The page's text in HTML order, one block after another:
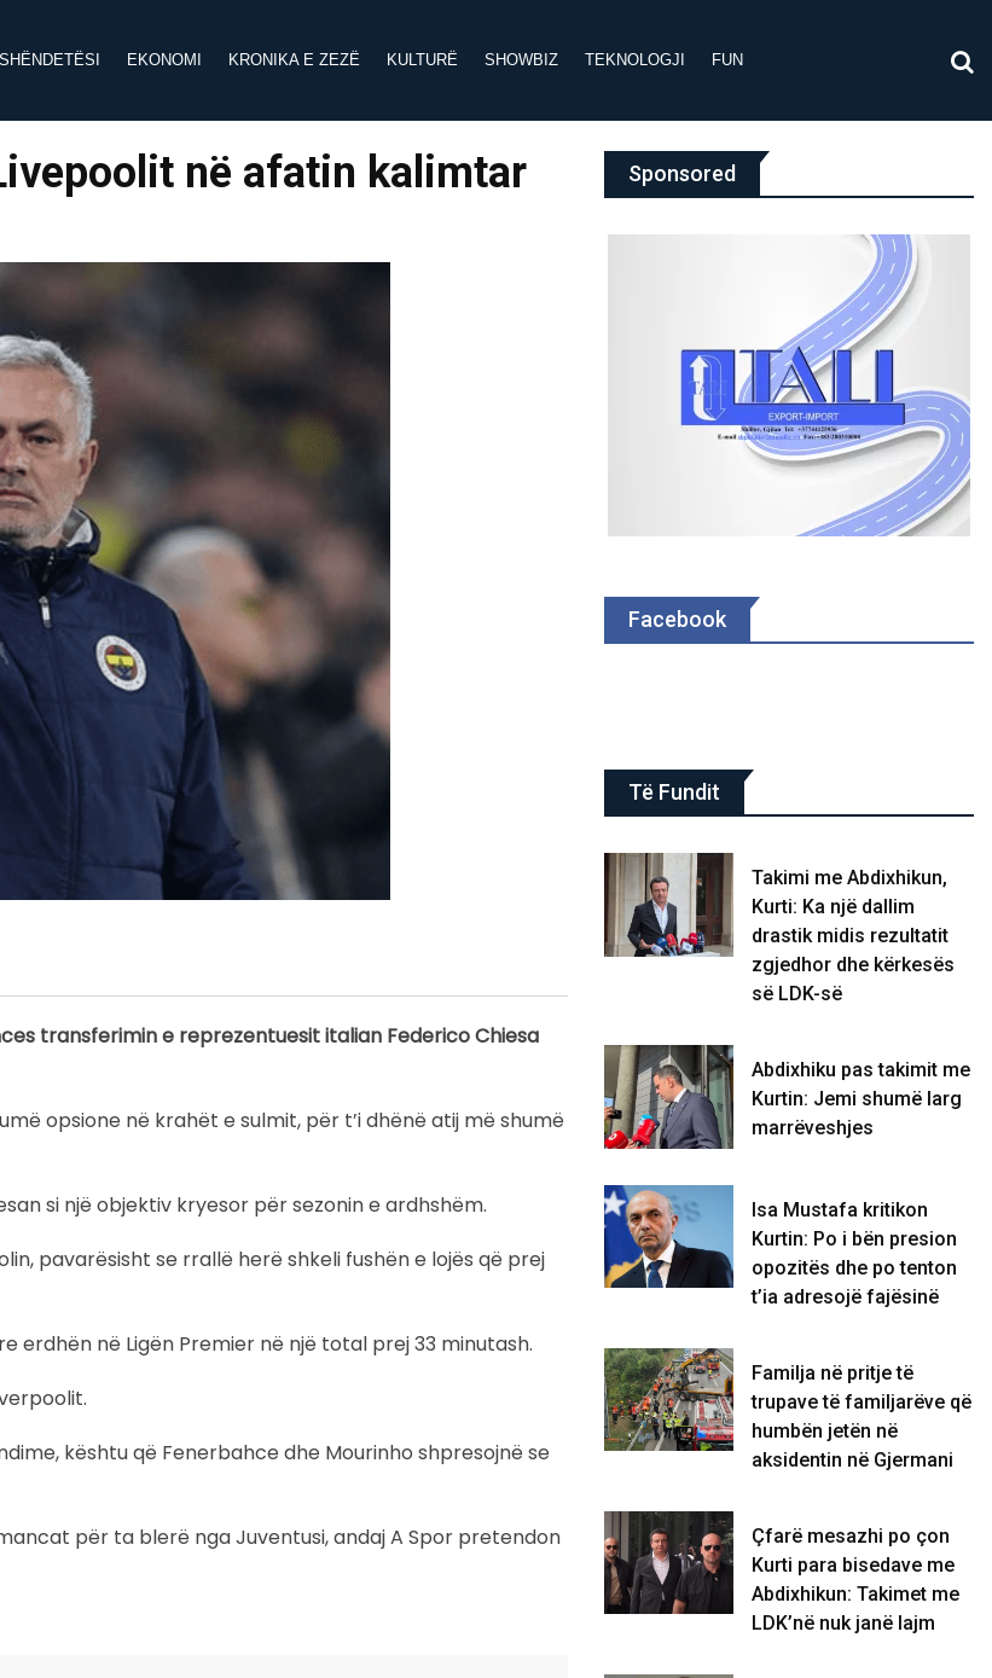
SHËNDETËSI EKONOMI KRONIKA E ZEZË KULTURË SHOWBIZ TEKNOLOGJI FUN
në afatin kalimtar
transferimin e reprezentuesit italian Federico Chiesa
opsione në krahët e sulmit, për t’i dhënë atij më shumë
si një objektiv kryesor për sezonin e ardhshëm.
pavarësisht se rrallë herë shkeli fushën e lojës që prej
erdhën në Ligën Premier në një total prej 33 minutash.
kështu që Fenerbahce dhe Mourinho shpresojnë se
për ta blerë nga Juventusi, andaj A Spor pretendon
Sponsored
Facebook
Të Fundit
Takimi me Abdixhikun,
Kurti: Ka një dallim
drastik midis rezultatit
zgjedhor dhe kërkesës
së LDK-së
Abdixhiku pas takimit me
Kurtin: Jemi shumë larg
marrëveshjes
Isa Mustafa kritikon
Kurtin: Po i bën presion
opozitës dhe po tenton
t’ia adresojë fajësinë
​Familja në pritje të
trupave të familjarëve që
humbën jetën në
aksidentin në Gjermani
Çfarë mesazhi po çon
Kurti para bisedave me
Abdixhikun: Takimet me
LDK’në nuk janë lajm